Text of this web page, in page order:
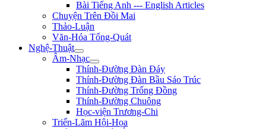
Bài Tiếng Anh --- English Articles
Chuyện Trên Đồi Mai
Thảo-Luận
Văn-Hóa Tổng-Quát
Nghệ-Thuật
Âm-Nhạc
Thính-Đường Đàn Đáy
Thính-Đường Đàn Bầu Sáo Trúc
Thính-Đường Trống Đồng
Thính-Đường Chuông
Học-viện Trương-Chi
Triển-Lãm Hội-Họa